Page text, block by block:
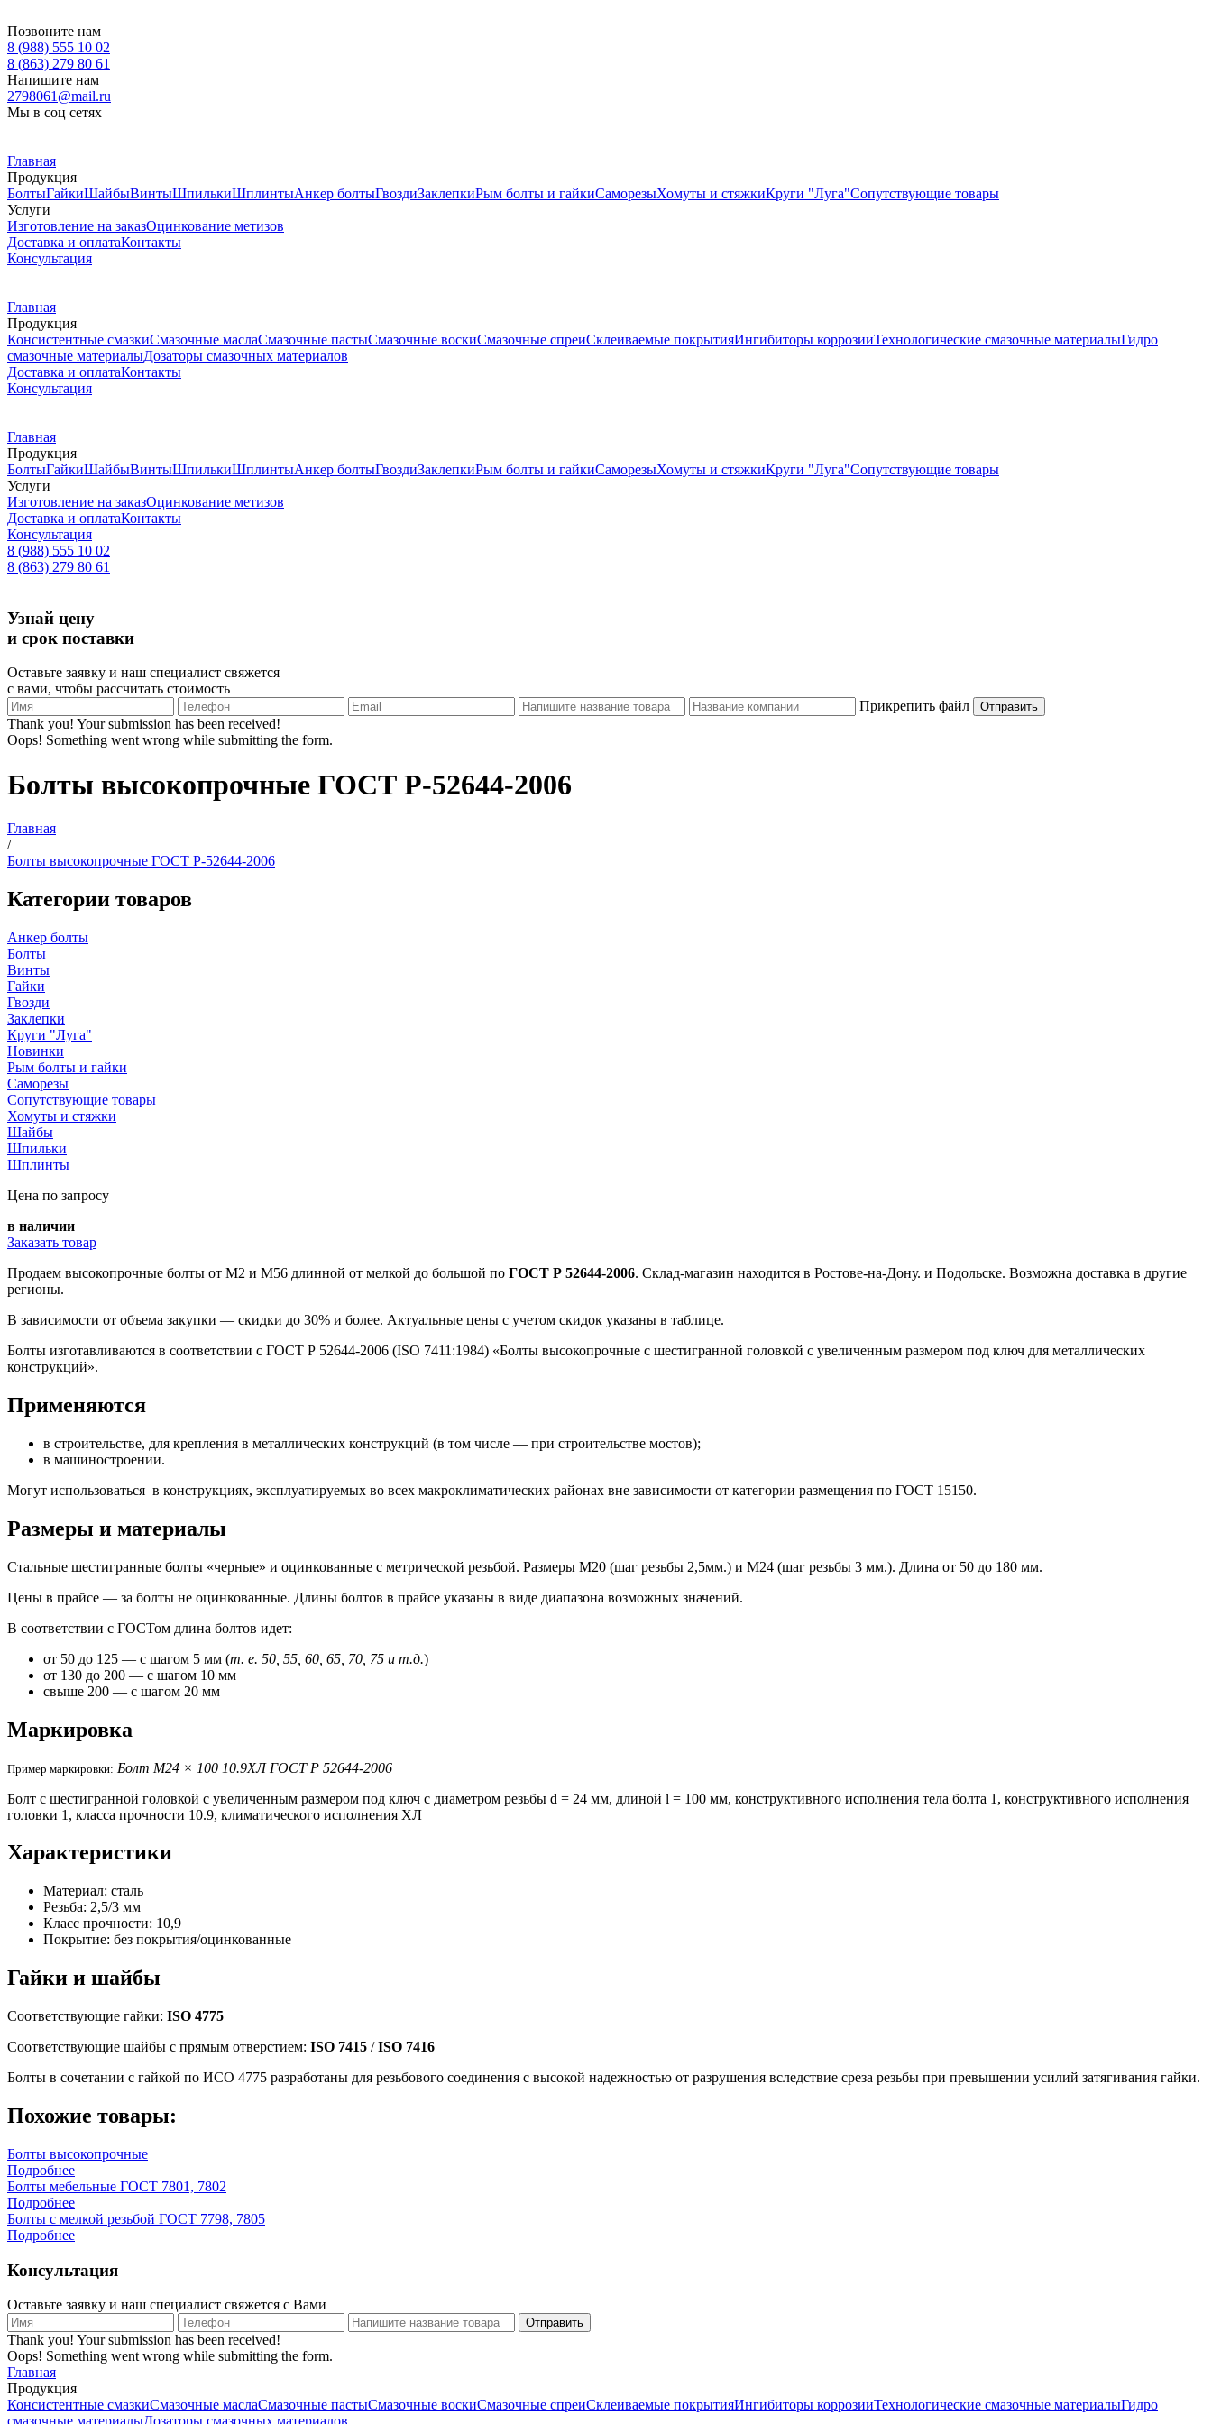
Позвоните нам
8 (988) 555 10 02
8 (863) 279 80 61
Напишите нам
2798061@mail.ru
Мы в соц сетях
Главная
Продукция
БолтыГайкиШайбыВинтыШпилькиШплинтыАнкер болтыГвоздиЗаклепкиРым болты и гайкиСаморезыХомуты и стяжкиКруги "Луга"Сопутствующие товары
Услуги
Изготовление на заказОцинкование метизов
Доставка и оплатаКонтакты
Консультация
Главная
Продукция
Консистентные смазкиСмазочные маслаСмазочные пастыСмазочные воскиСмазочные спреиСклеиваемые покрытияИнгибиторы коррозииТехнологические смазочные материалыГидро
смазочные материалыДозаторы смазочных материалов
Доставка и оплатаКонтакты
Консультация
Главная
Продукция
БолтыГайкиШайбыВинтыШпилькиШплинтыАнкер болтыГвоздиЗаклепкиРым болты и гайкиСаморезыХомуты и стяжкиКруги "Луга"Сопутствующие товары
Услуги
Изготовление на заказОцинкование метизов
Доставка и оплатаКонтакты
Консультация
8 (988) 555 10 02
8 (863) 279 80 61
Узнай цену
и срок поставки
Оставьте заявку и наш специалист свяжется
с вами, чтобы рассчитать стоимость
Прикрепить файл
Thank you! Your submission has been received!
Oops! Something went wrong while submitting the form.
Болты высокопрочные ГОСТ Р-52644-2006
Главная
/
Болты высокопрочные ГОСТ Р-52644-2006
Категории товаров
Анкер болты
Болты
Винты
Гайки
Гвозди
Заклепки
Круги "Луга"
Новинки
Рым болты и гайки
Саморезы
Сопутствующие товары
Хомуты и стяжки
Шайбы
Шпильки
Шплинты
Цена по запросу
в наличии
Заказать товар
Продаем высокопрочные болты от М2 и М56 длинной от мелкой до большой по ГОСТ Р 52644-2006. Склад-магазин находится в Ростове-на-Дону. и Подольске. Возможна доставка в другие
регионы.
В зависимости от объема закупки — скидки до 30% и более. Актуальные цены с учетом скидок указаны в таблице.
Болты изготавливаются в соответствии с ГОСТ Р 52644-2006 (ISO 7411:1984) «Болты высокопрочные с шестигранной головкой с увеличенным размером под ключ для металлических
конструкций».
Применяются
в строительстве, для крепления в металлических конструкций (в том числе — при строительстве мостов);
в машиностроении.
Могут использоваться в конструкциях, эксплуатируемых во всех макроклиматических районах вне зависимости от категории размещения по ГОСТ 15150.
Размеры и материалы
Стальные шестигранные болты «черные» и оцинкованные с метрической резьбой. Размеры М20 (шаг резьбы 2,5мм.) и М24 (шаг резьбы 3 мм.). Длина от 50 до 180 мм.
Цены в прайсе — за болты не оцинкованные. Длины болтов в прайсе указаны в виде диапазона возможных значений.
В соответствии с ГОСТом длина болтов идет:
от 50 до 125 — с шагом 5 мм (т. е. 50, 55, 60, 65, 70, 75 и т.д.)
от 130 до 200 — с шагом 10 мм
свыше 200 — с шагом 20 мм
Маркировка
Пример маркировки: Болт М24 × 100 10.9ХЛ ГОСТ Р 52644-2006
Болт с шестигранной головкой с увеличенным размером под ключ с диаметром резьбы d = 24 мм, длиной l = 100 мм, конструктивного исполнения тела болта 1, конструктивного исполнения
головки 1, класса прочности 10.9, климатического исполнения ХЛ
Характеристики
Материал: сталь
Резьба: 2,5/3 мм
Класс прочности: 10,9
Покрытие: без покрытия/оцинкованные
Гайки и шайбы
Соответствующие гайки: ISO 4775
Соответствующие шайбы с прямым отверстием: ISO 7415 /ISO 7416
Болты в сочетании с гайкой по ИСО 4775 разработаны для резьбового соединения с высокой надежностью от разрушения вследствие среза резьбы при превышении усилий затягивания гайки.
Похожие товары:
Болты высокопрочные
Подробнее
Болты мебельные ГОСТ 7801, 7802
Подробнее
Болты с мелкой резьбой ГОСТ 7798, 7805
Подробнее
Консультация
Оставьте заявку и наш специалист свяжется с Вами
Thank you! Your submission has been received!
Oops! Something went wrong while submitting the form.
Главная
Продукция
Консистентные смазкиСмазочные маслаСмазочные пастыСмазочные воскиСмазочные спреиСклеиваемые покрытияИнгибиторы коррозииТехнологические смазочные материалыГидро